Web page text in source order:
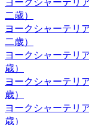
2020.10.16
子犬を購入するに
康状態やワクチン
は、紹介ページに
や、それと合わせ
様の元に元気で健
す。 ヨークシャー
ヨークシャーテリ
二歳）
ヨークシャーテリ
二歳）
ヨークシャーテリ
歳）
ヨークシャーテリ
歳）
ヨークシャーテリ
歳）